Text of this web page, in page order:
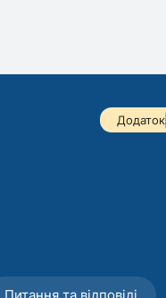
Додаток